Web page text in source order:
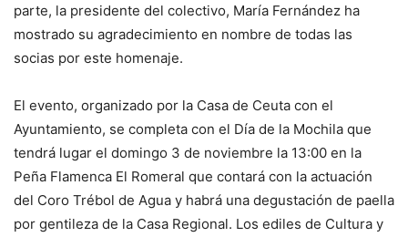
parte, la presidente del colectivo, María Fernández ha
mostrado su agradecimiento en nombre de todas las
socias por este homenaje.
El evento, organizado por la Casa de Ceuta con el
Ayuntamiento, se completa con el Día de la Mochila que
tendrá lugar el domingo 3 de noviembre la 13:00 en la
Peña Flamenca El Romeral que contará con la actuación
del Coro Trébol de Agua y habrá una degustación de paella
por gentileza de la Casa Regional. Los ediles de Cultura y